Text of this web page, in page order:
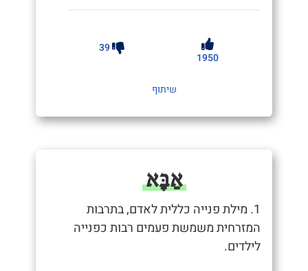
1950
39
שיתוף
אַבָּא
1. מילת פנייה כללית לאדם, בתרבות
המזרחית משמשת פעמים רבות כפנייה
לילדים.